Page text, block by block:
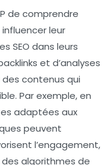
de comprendre
leur
SEO dans leurs
et d’analyses
des contenus qui
Par exemple, en
adaptées aux
peuvent
l’engagement,
algorithmes de